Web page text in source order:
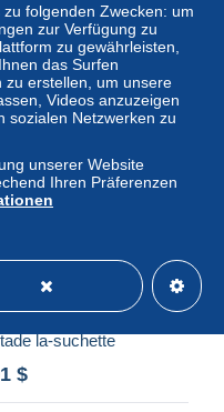
Gewerblicher Händler
la-suchette
$
folgenden Zwecken: um
zur Verfügung zu
zu gewährleisten,
das Surfen
zu erstellen, um unsere
Videos anzuzeigen
sozialen Netzwerken zu
unserer Website
Ihren Präferenzen